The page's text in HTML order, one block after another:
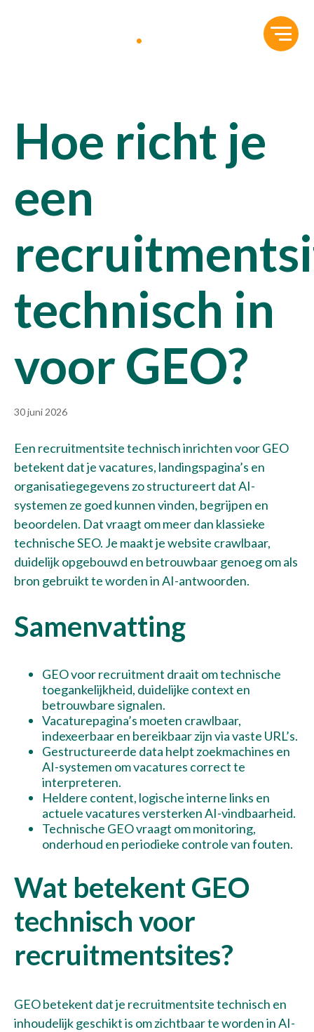
Hoe richt je
een
technisch in
voor GEO?
30 juni 2026
Een recruitmentsite technisch inrichten voor GEO
betekent dat je vacatures, landingspagina’s en
organisatiegegevens zo structureert dat AI-
systemen ze goed kunnen vinden, begrijpen en
beoordelen. Dat vraagt om meer dan klassieke
technische SEO. Je maakt je website crawlbaar,
duidelijk opgebouwd en betrouwbaar genoeg om als
bron gebruikt te worden in AI-antwoorden.
Samenvatting
GEO voor recruitment draait om technische
toegankelijkheid, duidelijke context en
betrouwbare signalen.
Vacaturepagina’s moeten crawlbaar,
indexeerbaar en bereikbaar zijn via vaste URL’s.
Gestructureerde data helpt zoekmachines en
AI-systemen om vacatures correct te
interpreteren.
Heldere content, logische interne links en
actuele vacatures versterken AI-vindbaarheid.
Technische GEO vraagt om monitoring,
onderhoud en periodieke controle van fouten.
Wat betekent GEO
technisch voor
recruitmentsites?
GEO betekent dat je recruitmentsite technisch en
inhoudelijk geschikt is om zichtbaar te worden in AI-